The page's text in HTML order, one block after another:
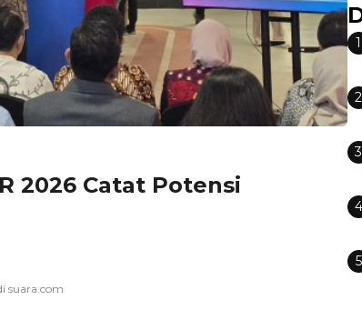
2026 Catat Potensi
1
2
3
4
5